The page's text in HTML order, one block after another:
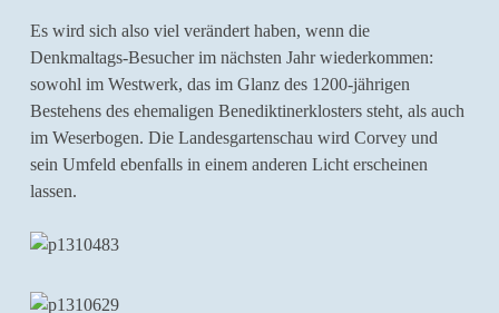
Es wird sich also viel verändert haben, wenn die
Denkmaltags-Besucher im nächsten Jahr wiederkommen:
sowohl im Westwerk, das im Glanz des 1200-jährigen
Bestehens des ehemaligen Benediktinerklosters steht, als auch
im Weserbogen. Die Landesgartenschau wird Corvey und
sein Umfeld ebenfalls in einem anderen Licht erscheinen
lassen.